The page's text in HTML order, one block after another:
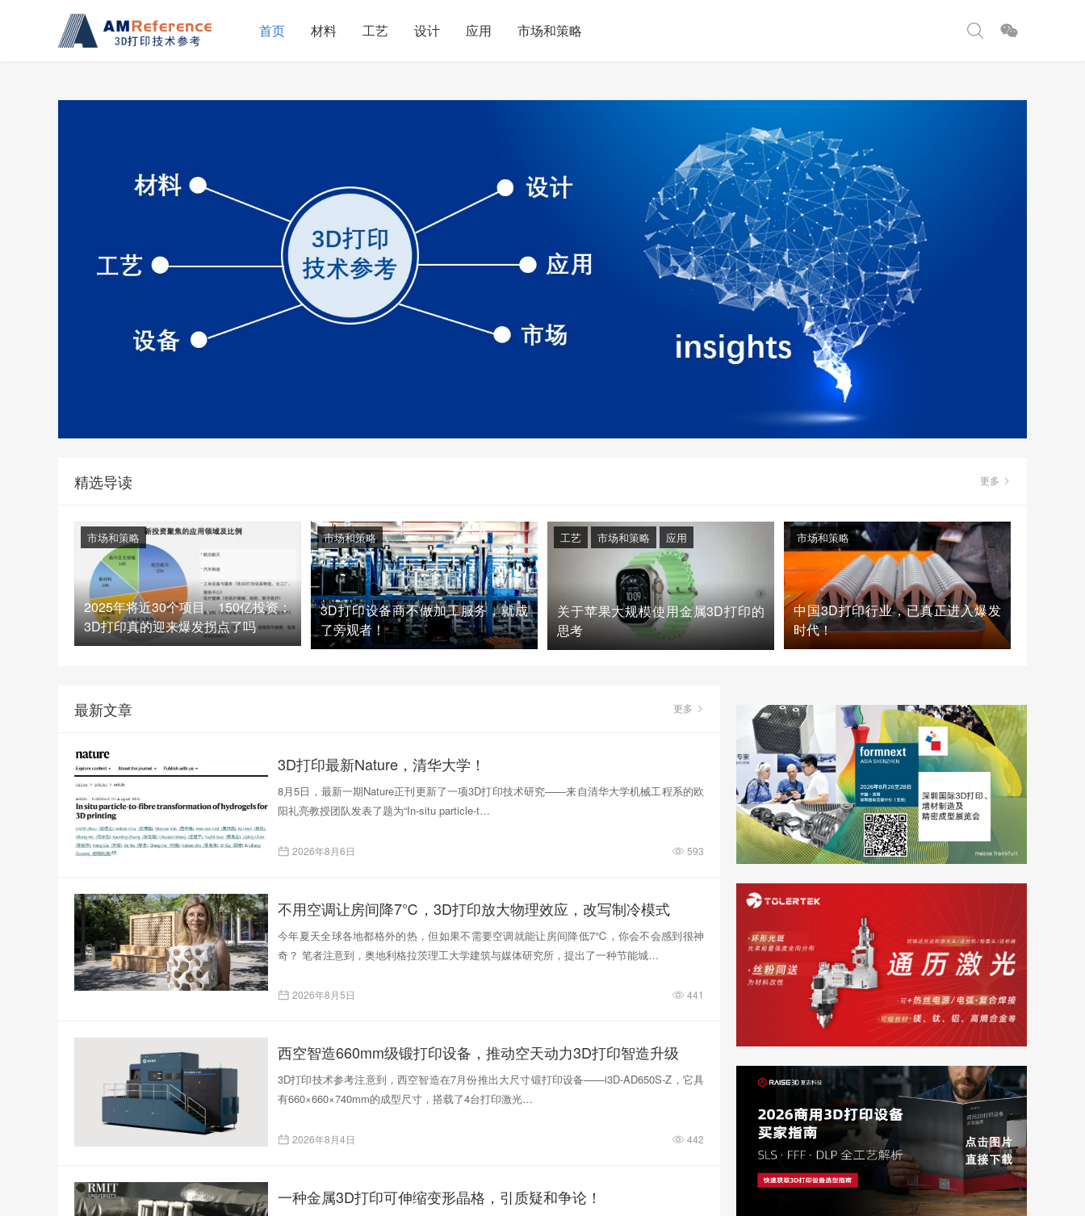
首页 材料 工艺 设计 应用 市场和策略
精选导读 更多
2025年将近30个项目、150亿投资：
3D打印真的迎来爆发拐点了吗
市场和策略
3D打印设备商不做加工服务，就成
了旁观者！
市场和策略
关于苹果大规模使用金属3D打印的
思考
工艺 市场和策略 应用
中国3D打印行业，已真正进入爆发
时代！
市场和策略
最新文章 更多
3D打印最新Nature，清华大学！
8月5日，最新一期Nature正刊更新了一项3D打印技术研究——来自清华大学机械工程系的欧
阳礼亮教授团队发表了题为“In‑situ particle‑t…
2026年8月6日 593
不用空调让房间降7℃，3D打印放大物理效应，改写制冷模式
今年夏天全球各地都格外的热，但如果不需要空调就能让房间降低7℃，你会不会感到很神
奇？ 笔者注意到，奥地利格拉茨理工大学建筑与媒体研究所，提出了一种节能城…
2026年8月5日 441
西空智造660mm级锻打印设备，推动空天动力3D打印智造升级
3D打印技术参考注意到，西空智造在7月份推出大尺寸锻打印设备——i3D-AD650S-Z，它具
有660×660×740mm的成型尺寸，搭载了4台打印激光…
2026年8月4日 442
一种金属3D打印可伸缩变形晶格，引质疑和争论！